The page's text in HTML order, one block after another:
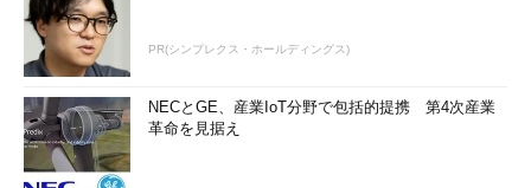
PR(シンプレクス・ホールディングス)
NECとGE、産業IoT分野で包括的提携 第4次産業
革命を見据え